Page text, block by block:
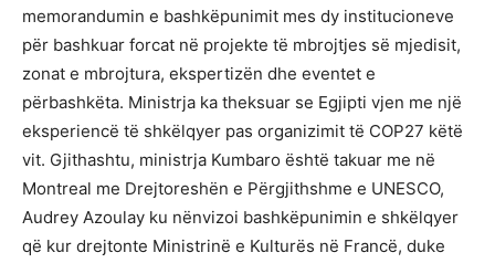
memorandumin e bashkëpunimit mes dy institucioneve
për bashkuar forcat në projekte të mbrojtjes së mjedisit,
zonat e mbrojtura, ekspertizën dhe eventet e
përbashkëta. Ministrja ka theksuar se Egjipti vjen me një
eksperiencë të shkëlqyer pas organizimit të COP27 këtë
vit. Gjithashtu, ministrja Kumbaro është takuar me në
Montreal me Drejtoreshën e Përgjithshme e UNESCO,
Audrey Azoulay ku nënvizoi bashkëpunimin e shkëlqyer
që kur drejtonte Ministrinë e Kulturës në Francë, duke